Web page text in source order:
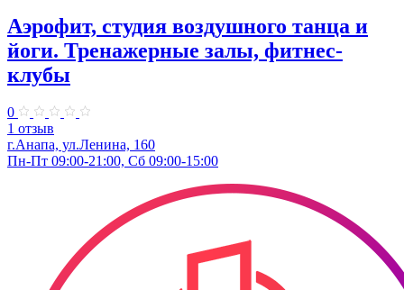
Аэрофит, студия воздушного танца и
йоги. Тренажерные залы, фитнес-
клубы
0
1 отзыв
г.Анапа, ул.Ленина, 160
Пн-Пт 09:00-21:00, Сб 09:00-15:00